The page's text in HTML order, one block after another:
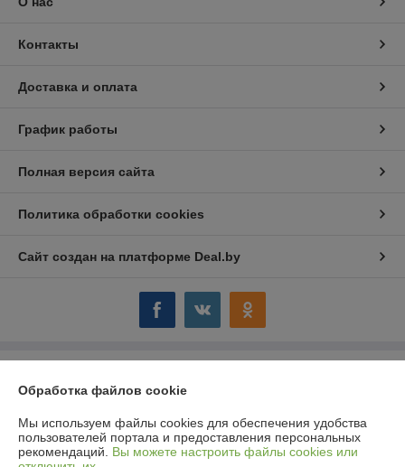
Контакты
Доставка и оплата
График работы
Полная версия сайта
Политика обработки cookies
Сайт создан на платформе Deal.by
_
Регистрационный номер ЕГР: 391808040
Обработка файлов cookie
Мы используем файлы cookies для обеспечения удобства
пользователей портала и предоставления персональных
рекомендаций. Вы можете настроить файлы cookies или